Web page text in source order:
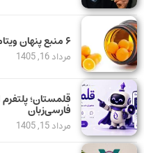
۶ منبع پنهان ویتامین C
مرداد 16, 1405
قلمستان؛ پلتفرم
فارسی‌زبان
مرداد 15, 1405